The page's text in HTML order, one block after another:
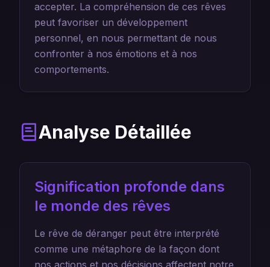
accepter. La compréhension de ces rêves
peut favoriser un développement
personnel, en nous permettant de nous
confronter à nos émotions et à nos
comportements.
Analyse Détaillée
Signification profonde dans
le monde des rêves
Le rêve de déranger peut être interprété
comme une métaphore de la façon dont
nos actions et nos décisions affectent notre